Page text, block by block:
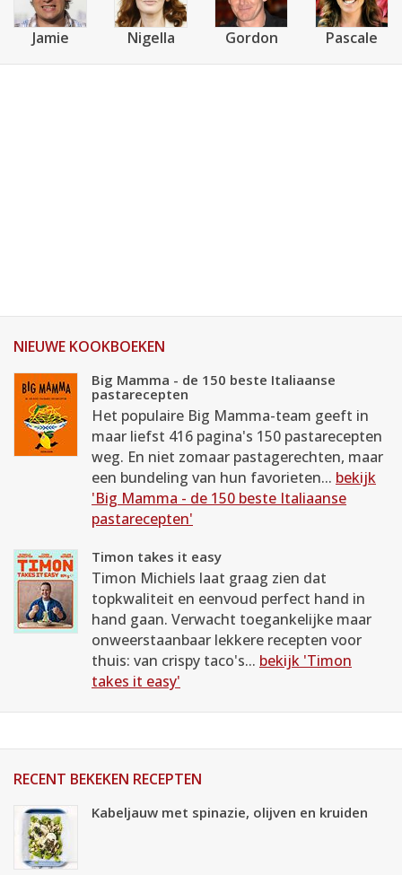
Jamie Nigella Gordon Pascale
NIEUWE KOOKBOEKEN
Big Mamma - de 150 beste Italiaanse
pastarecepten
Het populaire Big Mamma-team geeft in
maar liefst 416 pagina's 150 pastarecepten
weg. En niet zomaar pastagerechten, maar
een bundeling van hun favorieten... bekijk
'Big Mamma - de 150 beste Italiaanse
pastarecepten'
Timon takes it easy
Timon Michiels laat graag zien dat
topkwaliteit en eenvoud perfect hand in
hand gaan. Verwacht toegankelijke maar
onweerstaanbaar lekkere recepten voor
thuis: van crispy taco's... bekijk 'Timon
takes it easy'
RECENT BEKEKEN RECEPTEN
Kabeljauw met spinazie, olijven en kruiden